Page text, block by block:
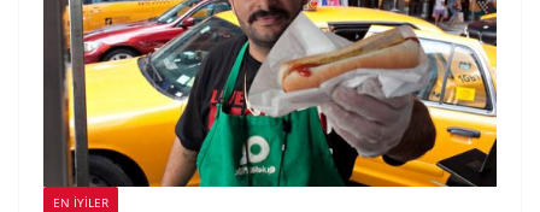
EN İYILER